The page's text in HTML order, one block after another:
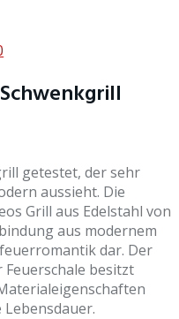
getestet, der sehr
aussieht. Die
Grill aus Edelstahl von
aus modernem
dar. Der
besitzt